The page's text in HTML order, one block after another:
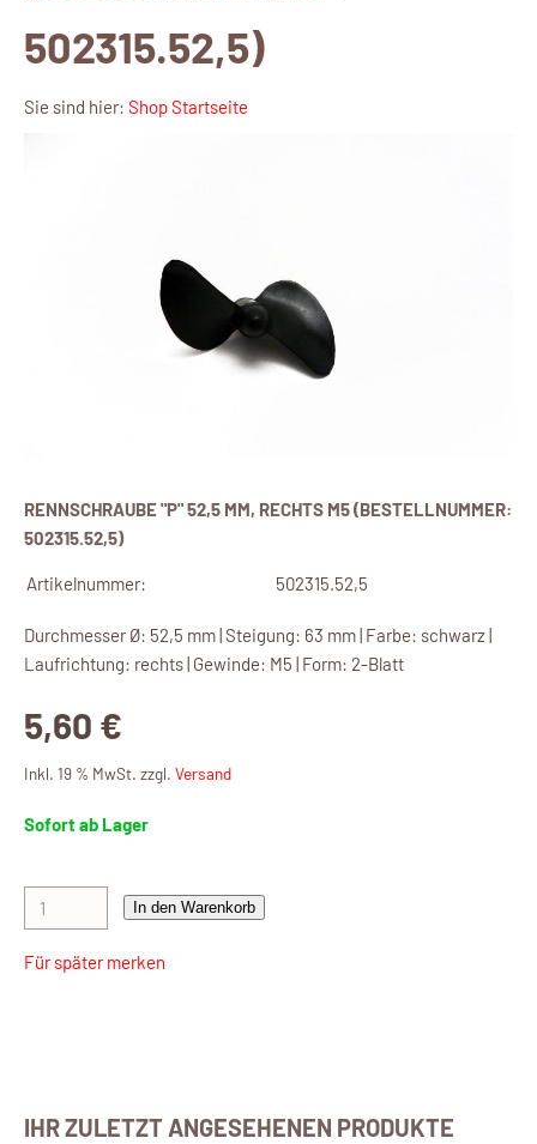
502315.52,5)
Sie sind hier: Shop Startseite
RENNSCHRAUBE "P" 52,5 MM, RECHTS M5 (BESTELLNUMMER:
502315.52,5)
Artikelnummer: 502315.52,5
Durchmesser Ø: 52,5 mm | Steigung: 63 mm | Farbe: schwarz |
Laufrichtung: rechts | Gewinde: M5 | Form: 2-Blatt
5,60 €
Inkl. 19 % MwSt. zzgl. Versand
Sofort ab Lager
In den Warenkorb
Für später merken
IHR ZULETZT ANGESEHENEN PRODUKTE